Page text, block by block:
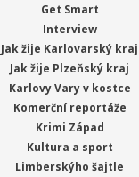
Get Smart
Interview
Jak žije Karlovarský kraj
Jak žije Plzeňský kraj
Karlovy Vary v kostce
Komerční reportáže
Krimi Západ
Kultura a sport
Limberskýho šajtle